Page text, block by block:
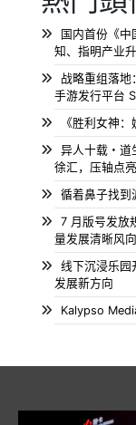
国内首份《
知、指明产业
战略重组落
手游发行平台
《胜利女神
异人十载・道
徐汇，压轴点
循着鼻子找到
7 月版号发放
量发展清晰风向
线下沉浸乐园
发展新方向
Kalypso